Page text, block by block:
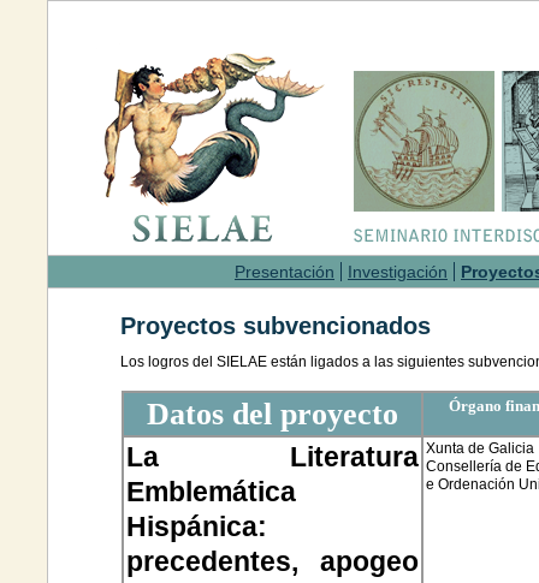
Presentación Investigación
Proyectos subvencionados
Los logros del SIELAE están ligados a las siguientes
Datos del proyecto Órgano
La Literatura
Emblemática
Hispánica:
precedentes, apogeo
Xunta de Galicia
Consellería de
e Ordenación